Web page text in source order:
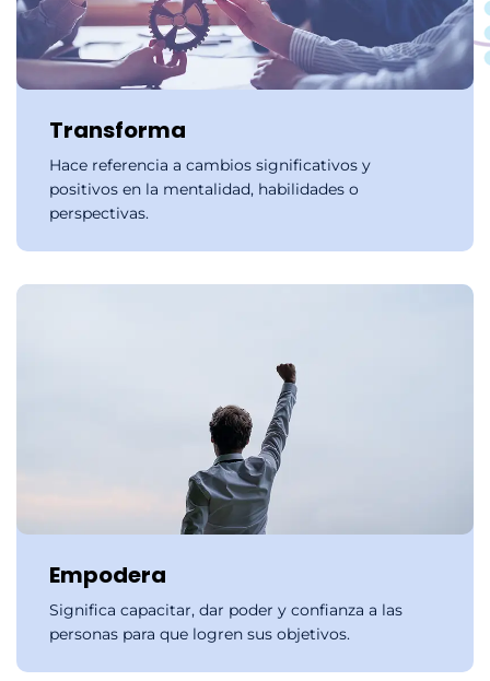
Transforma
Hace referencia a cambios significativos y
positivos en la mentalidad, habilidades o
perspectivas.
Empodera
Significa capacitar, dar poder y confianza a las
personas para que logren sus objetivos.